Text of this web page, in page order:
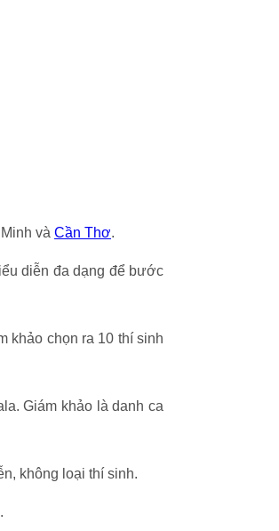
và Cần Thơ.
diễn đa dạng để bước
khảo chọn ra 10 thí sinh
Giám khảo là danh ca
không loại thí sinh.